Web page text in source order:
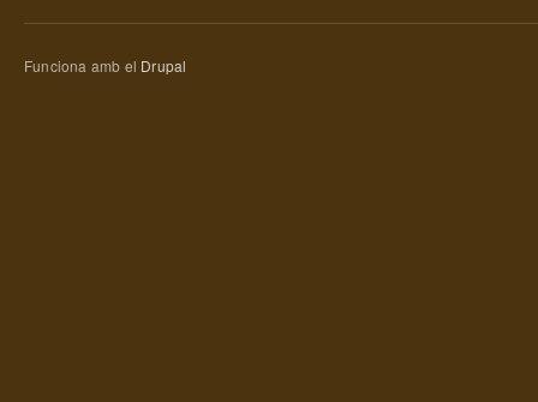
Funciona amb el Drupal